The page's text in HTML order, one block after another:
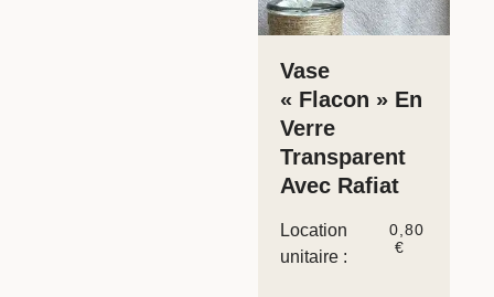
Vase
« Flacon » En
Verre
Transparent
Avec Rafiat
Location
unitaire :
0,80
€